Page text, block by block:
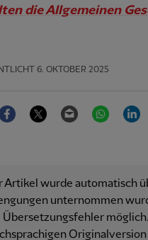
die Allgemeinen
6. OKTOBER 2025
FacebookTwitter Email
Artikel wurde automatisch
unternommen
Übersetzungsfehler
Originalversion